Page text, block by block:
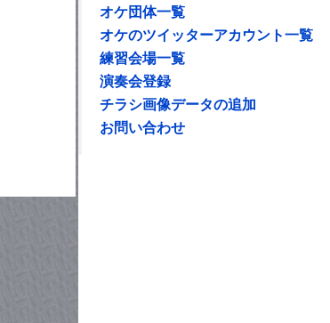
オケ団体一覧
オケのツイッターアカウント一覧
練習会場一覧
演奏会登録
チラシ画像データの追加
お問い合わせ